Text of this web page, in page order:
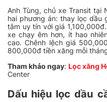
Anh Tùng, chủ xe Transit tại
hai phương án: thay lọc
tâm uy tín với giá
xe chạy êm hơn, ít hao
cao. Chênh lệch giá
800,000đ tiền xăng mỗi
Tham khảo ngay: Lọc xăng
Center
Dấu hiệu lọc dầu